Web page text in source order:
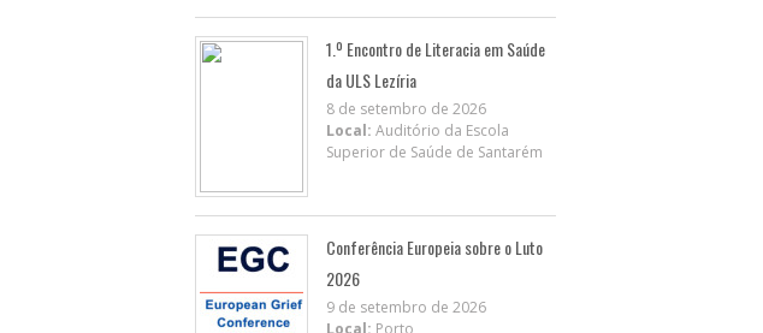
1.º Encontro de Literacia em Saúde
da ULS Lezíria
8 de setembro de 2026
Local: Auditório da Escola
Superior de Saúde de Santarém
Conferência Europeia sobre o Luto
2026
9 de setembro de 2026